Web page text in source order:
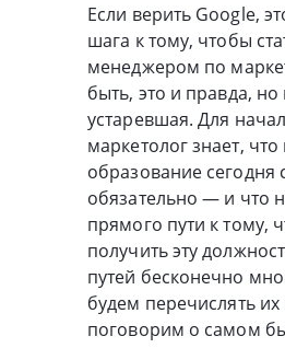
Если верить Google,
шага к тому, чтобы
менеджером по
быть, это и правда, но
устаревшая. Для
маркетолог знает,
образование сегодня
обязательно — и что
прямого пути к тому,
получить эту
путей бесконечно
будем перечислять
поговорим о самом